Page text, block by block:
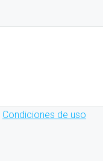
Condiciones de uso